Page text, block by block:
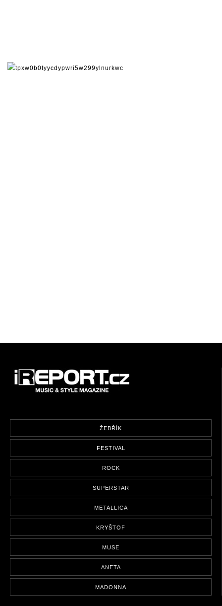
ŽEBŘÍK
FESTIVAL
ROCK
SUPERSTAR
METALLICA
KRYŠTOF
MUSE
ANETA
MADONNA